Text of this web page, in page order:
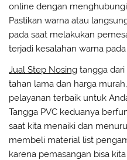
online dengan
Pastikan warna atau
pada saat melakukan
terjadi kesalahan warna
Jual Step Nosing tangga
tahan lama dan harga
pelayanan terbaik untuk
Tangga PVC keduanya
saat kita menaiki dan
membeli material list
karena pemasangan bisa